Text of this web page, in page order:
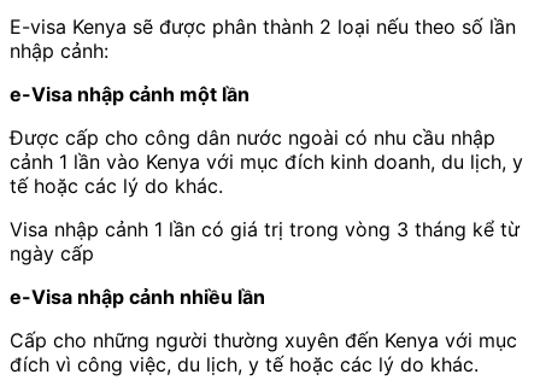
E-visa Kenya sẽ được phân thành 2 loại nếu theo số lần
nhập cảnh:
e-Visa nhập cảnh một lần
Được cấp cho công dân nước ngoài có nhu cầu nhập
cảnh 1 lần vào Kenya với mục đích kinh doanh, du lịch, y
tế hoặc các lý do khác.
Visa nhập cảnh 1 lần có giá trị trong vòng 3 tháng kể từ
ngày cấp
e-Visa nhập cảnh nhiều lần
Cấp cho những người thường xuyên đến Kenya với mục
đích vì công việc, du lịch, y tế hoặc các lý do khác.